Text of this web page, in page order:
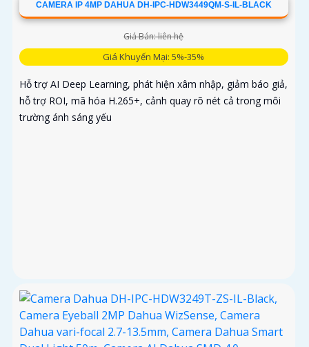
CAMERA IP 4MP DAHUA DH-IPC-HDW3449QM-S-IL-BLACK
Giá Bán: liên hệ
Giá Khuyến Mại: 5%-35%
Hỗ trợ AI Deep Learning, phát hiện xâm nhập, giảm báo giả,
hỗ trợ ROI, mã hóa H.265+, cảnh quay rõ nét cả trong môi
trường ánh sáng yếu